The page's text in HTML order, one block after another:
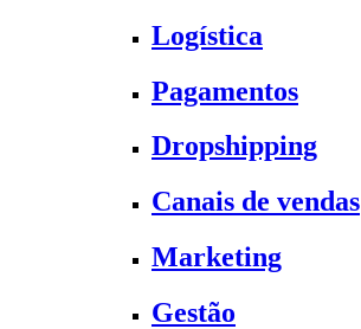
Logística
Pagamentos
Dropshipping
Canais de vendas
Marketing
Gestão